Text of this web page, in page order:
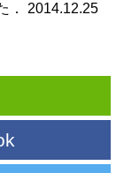
． 2014.12.25